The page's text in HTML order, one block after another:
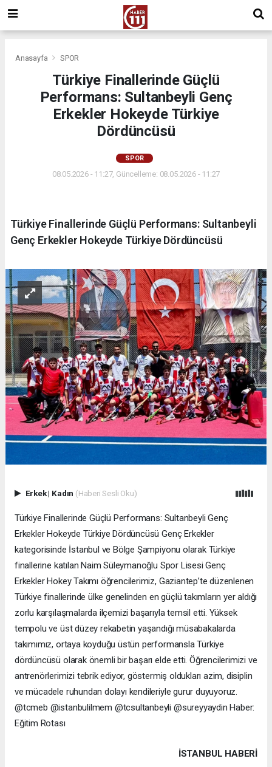
Anasayfa SPOR
Türkiye Finallerinde Güçlü
Performans: Sultanbeyli Genç
Erkekler Hokeyde Türkiye
Dördüncüsü
SPOR
08.05.2026 - 11:27, Güncelleme: 08.05.2026 - 11:27
Türkiye Finallerinde Güçlü Performans: Sultanbeyli
Genç Erkekler Hokeyde Türkiye Dördüncüsü
Erkek| Kadın (Haberi Sesli Oku)
Türkiye Finallerinde Güçlü Performans: Sultanbeyli Genç
Erkekler Hokeyde Türkiye Dördüncüsü Genç Erkekler
kategorisinde İstanbul ve Bölge Şampiyonu olarak Türkiye
finallerine katılan Naim Süleymanoğlu Spor Lisesi Genç
Erkekler Hokey Takımı öğrencilerimiz, Gaziantep’te düzenlenen
Türkiye finallerinde ülke genelinden en güçlü takımların yer aldığı
zorlu karşılaşmalarda ilçemizi başarıyla temsil etti. Yüksek
tempolu ve üst düzey rekabetin yaşandığı müsabakalarda
takımımız, ortaya koyduğu üstün performansla Türkiye
dördüncüsü olarak önemli bir başarı elde etti. Öğrencilerimizi ve
antrenörlerimizi tebrik ediyor, göstermiş oldukları azim, disiplin
ve mücadele ruhundan dolayı kendileriyle gurur duyuyoruz.
@tcmeb @istanbulilmem @tcsultanbeyli @sureyyaydin Haber:
Eğitim Rotası
İSTANBUL HABERİ